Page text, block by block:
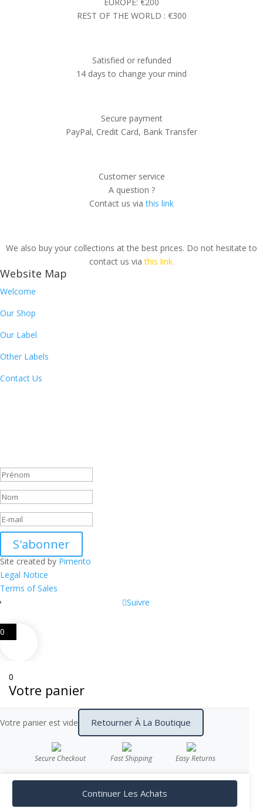
REST OF THE WORLD : €300
Satisfied or refunded
14 days to change your mind
Secure payment
PayPal, Credit Card, Bank Transfer
Customer service
A question ?
Contact us viathis link
We also buy your collections at the best prices. Do not hesitate to
contact us viathis link.
Website Map
Welcome
Our Shop
Our Label
Other Labels
Contact Us
S'abonner
Site created by Pimento
Legal Notice
Terms of Sales
Suivre
0
0
Votre panier
Votre panier est vide Retourner À La Boutique
Secure Checkout Fast Shipping Easy Returns
Continuer Les Achats